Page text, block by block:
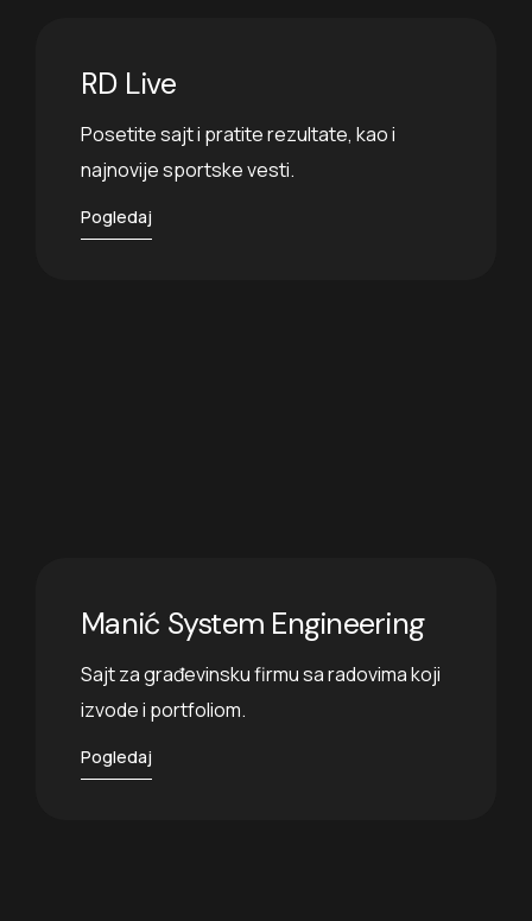
RD Live
Posetite sajt i pratite rezultate, kao i
najnovije sportske vesti.
Pogledaj
Manić System Engineering
Sajt za građevinsku firmu sa radovima koji
izvode i portfoliom.
Pogledaj